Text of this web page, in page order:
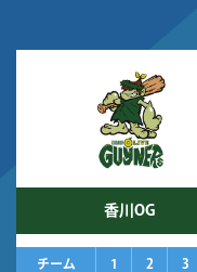
香川OG
チーム 1 2 3